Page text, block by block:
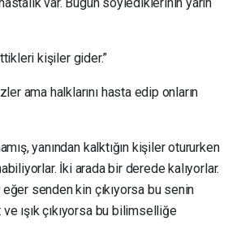
kişiler gider.”
ama halklarını hasta edip onların
yanından kalktığın kişiler otururken
İki arada bir derede kalıyorlar.
senden kin çıkıyorsa bu senin
ışık çıkıyorsa bu bilimselliğe